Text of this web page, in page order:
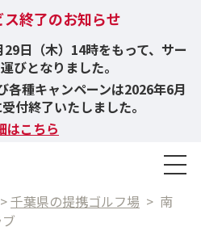
ス終了のお知らせ
日（木）14時をもって、サー
びとなりました。
各種キャンペーンは2026年6月
付終了いたしました。
はこちら
>千葉県の提携ゴルフ場 > 南